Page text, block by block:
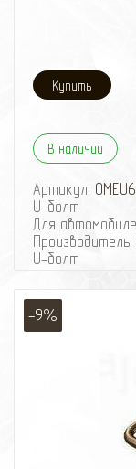
В наличии
Артикул:
U-болт
Для
Производитель
U-болт
Для
Производитель
-9%